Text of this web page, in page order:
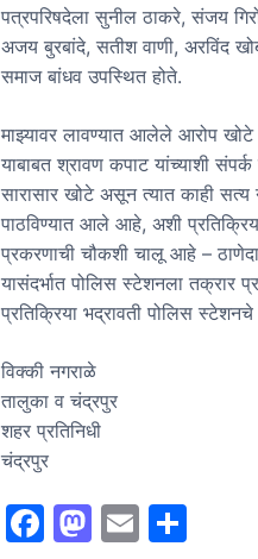
पत्रपरिषदेला सुनील ठाकरे, संजय
अजय बुरबांदे, सतीश वाणी, अरविंद
समाज बांधव उपस्थित होते.
माझ्यावर लावण्यात आलेले आरोप
याबाबत श्रावण कपाट यांच्याशी
सारासार खोटे असून त्यात काही सत्य
पाठविण्यात आले आहे, अशी
प्रकरणाची चौकशी चालू आहे –
यासंदर्भात पोलिस स्टेशनला
प्रतिक्रिया भद्रावती पोलिस स्टेशनचे
विक्की नगराळे
तालुका व चंद्रपुर
शहर प्रतिनिधी
चंद्रपुर
F M E S